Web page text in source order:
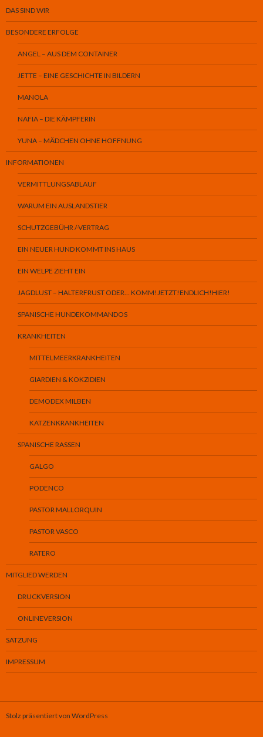
DAS SIND WIR
BESONDERE ERFOLGE
ANGEL – AUS DEM CONTAINER
JETTE – EINE GESCHICHTE IN BILDERN
MANOLA
NAFIA – DIE KÄMPFERIN
YUNA – MÄDCHEN OHNE HOFFNUNG
INFORMATIONEN
VERMITTLUNGSABLAUF
WARUM EIN AUSLANDSTIER
SCHUTZGEBÜHR /-VERTRAG
EIN NEUER HUND KOMMT INS HAUS
EIN WELPE ZIEHT EIN
JAGDLUST – HALTERFRUST ODER… KOMM!JETZT!ENDLICH!HIER!
SPANISCHE HUNDEKOMMANDOS
KRANKHEITEN
MITTELMEERKRANKHEITEN
GIARDIEN & KOKZIDIEN
DEMODEX MILBEN
KATZENKRANKHEITEN
SPANISCHE RASSEN
GALGO
PODENCO
PASTOR MALLORQUIN
PASTOR VASCO
RATERO
MITGLIED WERDEN
DRUCKVERSION
ONLINEVERSION
SATZUNG
IMPRESSUM
Stolz präsentiert von WordPress